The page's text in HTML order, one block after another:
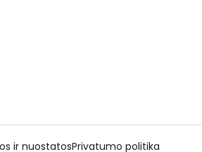
ir nuostatosPrivatumo politika